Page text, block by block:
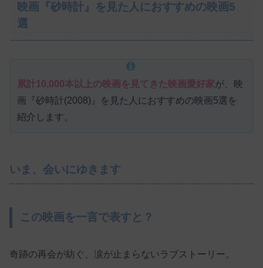
映画『砂時計』を見た人におすすめの映画5
選
累計10,000本以上の映画を見てきた映画愛好家が、映
画『砂時計(2008)』を見た人におすすめの映画5選を
紹介します。
いま、会いにゆきます
この映画を一言で表すと？
奇跡の再会が紡ぐ、涙が止まらないラブストーリー。